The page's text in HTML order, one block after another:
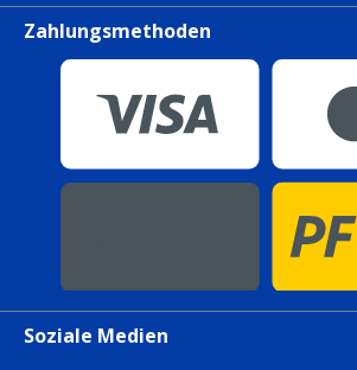
Zahlungsmethoden
Soziale Medien